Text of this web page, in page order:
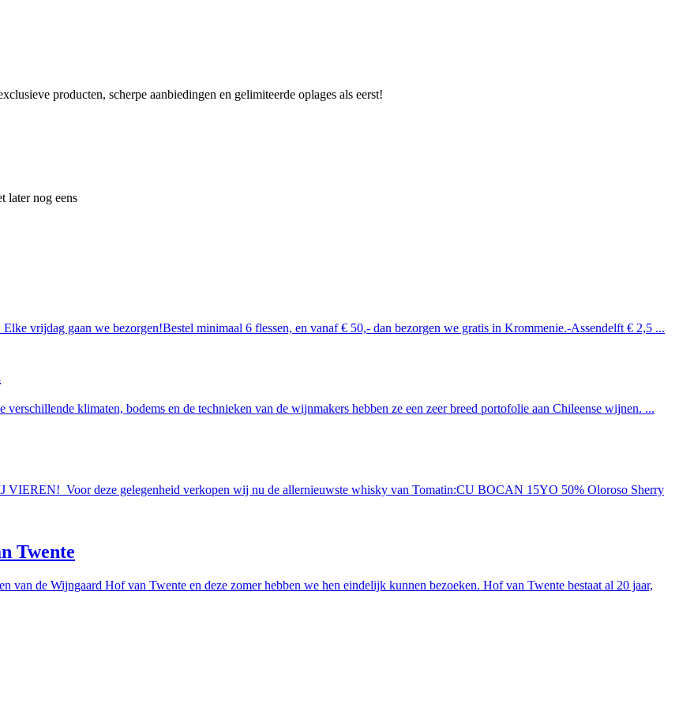
producten, scherpe aanbiedingen en gelimiteerde oplages als eerst!
later nog eens
vrijdag gaan we bezorgen!Bestel minimaal 6 flessen, en vanaf € 50,- dan bezorgen we gratis in Krommenie.-Assendelft € 2,5 ...
klimaten, bodems en de technieken van de wijnmakers hebben ze een zeer breed portofolie aan Chileense wijnen. ...
Voor deze gelegenheid verkopen wij nu de allernieuwste whisky van Tomatin:CU BOCAN 15YO 50% Oloroso Sherry
Twente
de Wijngaard Hof van Twente en deze zomer hebben we hen eindelijk kunnen bezoeken. Hof van Twente bestaat al 20 jaar,